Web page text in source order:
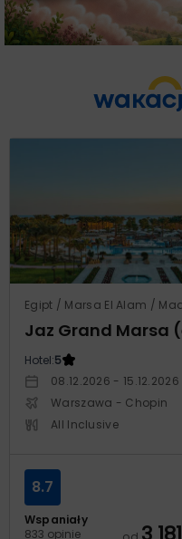
Hotel:5
08.12.2026 - 15.12.2026
Warszawa - Chopin
All Inclusive
Wspaniały
833 opinie
8.7